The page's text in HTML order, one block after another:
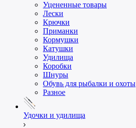
Уцененные товары
Лески
Крючки
Приманки
Кормушки
Катушки
Удилища
Коробки
Шнуры
Обувь для рыбалки и охоты
Разное
Удочки и удилища